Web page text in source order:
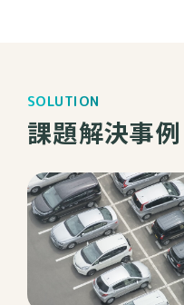
SOLUTION
課題解決事例